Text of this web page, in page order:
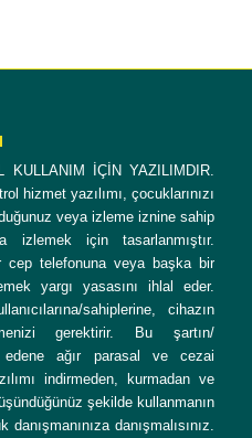
KULLANIM İÇİN YAZILIMDIR.
hizmet yazılımı, çocuklarınızı
veya izleme iznine sahip
izlemek için tasarlanmıştır.
cep telefonuna veya başka bir
yargı yasasını ihlal eder.
sahiplerine, cihazın
gerektirir. Bu şartın/
edene ağır parasal ve cezai
indirmeden, kurmadan ve
şekilde kullanmanın
danışmalısınız.